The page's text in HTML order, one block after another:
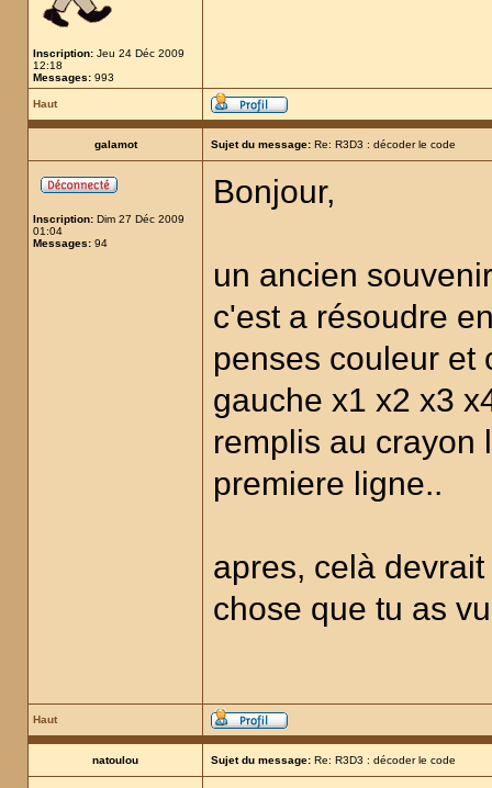
Inscription: Jeu 24 Déc 2009
12:18
Messages: 993
Haut
galamot Sujet du message: Re: R3D3 : décoder le code
Inscription: Dim 27 Déc 2009
01:04
Messages: 94
Bonjour,
un ancien
c'est a résoudre
penses couleur et
gauche x1 x2 x3
remplis au crayon
premiere ligne..
apres, celà
chose que tu as
Haut
natoulou Sujet du message: Re: R3D3 : décoder le code